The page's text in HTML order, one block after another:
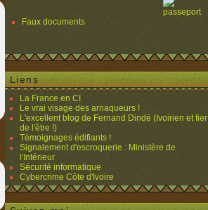
Faux documents
Liens
La France en CI
Le vrai visage des arnaqueurs !
L'excellent blog de Fernand Dindé (Ivoirien et fier
de l'être !)
Témoignages édifiants !
Signalement d'escroquerie : Ministère de
l'Intérieur
Sécurité informatique
Cybercrime Côte d'Ivoire